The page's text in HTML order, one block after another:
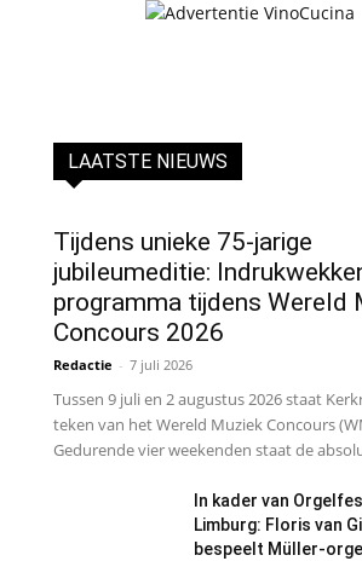
LAATSTE NIEUWS
Tijdens unieke 75-jarige
jubileumeditie:
programma tijdens Wereld
Concours 2026
Redactie - 7 juli 2026
Tussen 9 juli en 2 augustus 2026 staat
teken van het Wereld Muziek Concours
Gedurende vier weekenden staat de
In kader van
Limburg: Floris van
bespeelt Müller-